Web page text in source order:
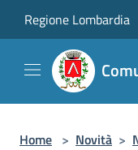
Regione Lombardia
Home > Novità >